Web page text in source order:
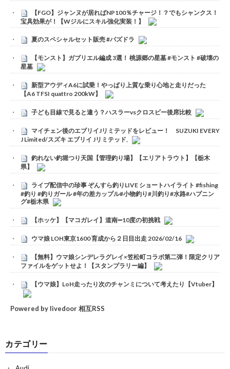
【FGO】ジャンヌが居ればNP100％チャージ！？でもシャンクス！
宝具効果が！【Wジルにスキル強化実装！】
夏のスペシャルセット販売 #パズドラ
【モンスト】ガブリエル編成 3選！ 桃源郷の星墓 #モンスト #破壊の
星墓
新型アウディA6に試乗！やっぱり上質な乗り心地と走りだった
【A6 TFSI quattro 200kW】
子ども目線で見ると違う？ハスラーvsクロスビー後席比較
マイチェン後のエブリイJリミテッドをレビュー！ SUZUKI EVERY
J Limited/スズキ エブリイ Jリミテッド,
釣れない釣堀つり天国【管理釣り場】【エリアトラウト】【栃木
県】
ライブ配信中の珍事 ぞんすら釣りLIVE ショートハイライト #fishing
#釣り #釣りガール #年の差カップル#小物釣り#川釣り#水路#ハプニン
グ#栃木県
【ホッケ】【マコガレイ】道南➖10度の初挑戦
ウマ娘 LOH東京1600 育成から２日目出走 2026/02/16
【無料】ウマ娘シンデレラグレイ×笠松町コラボ第二弾！限定クリア
ファイルをゲットせよ！【スタンプラリー編】
【ウマ娘】LoH走ったり次のチャンミについて考えたり【Vtuber】
Powered by livedoor 相互RSS
カテゴリー